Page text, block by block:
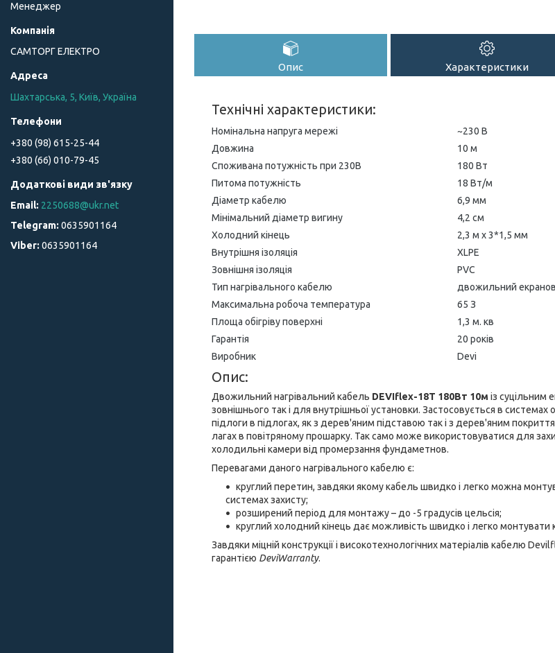
Опис Характеристики
Технічні характеристики:
Номінальна напруга мережі
~230 В
Довжина
10 м
Споживана потужність при 230В
180 Вт
Питома потужність
18 Вт/м
Діаметр кабелю
6,9 мм
Мінімальний діаметр вигину
4,2 см
Холодний кінець
2,3 м х 3*1,5 мм
Внутрішня ізоляція
XLPE
Зовнішня ізоляція
PVC
Тип нагрівального кабелю
двожильний
Максимальна робоча температура
65 З
Площа обігріву поверхні
1,3 м. кв
Гарантія
20 років
Виробник
Devi
Опис:
Двожильний нагрівальний кабель DEVIflex-18T 180Вт 10м із суцільним
зовнішнього так і для внутрішньої установки. Застосовується в системах
підлоги в підлогах, як з дерев'яним підставою так і з дерев'яним
лагах в повітряному прошарку. Так само може використовуватися для
холодильні камери від промерзання фундаметнов.
Перевагами даного нагрівального кабелю є:
круглий перетин, завдяки якому кабель швидко і легко можна
системах захисту;
розширений період для монтажу – до -5 градусів цельсія;
круглий холодний кінець дає можливість швидко і легко монтувати
Завдяки міцній конструкції і високотехнологічних матеріалів кабелю
гарантією DeviWarranty.
Менеджер
САМТОРГ ЕЛЕКТРО
Шахтарська, 5, Київ, Україна
+380 (98) 615-25-44
+380 (66) 010-79-45
2250688@ukr.net
0635901164
0635901164